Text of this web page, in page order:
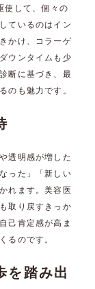
使して、個々の
ているのはイン
かけ、コラーゲ
ウンタイムも少
断に基づき、最
のも魅力です。
透明感が増した
った」「新しい
れます。美容医
取り戻すきっか
己肯定感が高ま
るのです。
を踏み出